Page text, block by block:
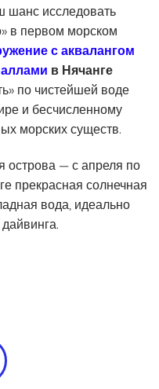
шанс исследовать
в первом морском
с аквалангом
в Нячанге
по чистейшей воде
и бесчисленному
морских существ.
— с апреля по
прекрасная солнечная
вода, идеально